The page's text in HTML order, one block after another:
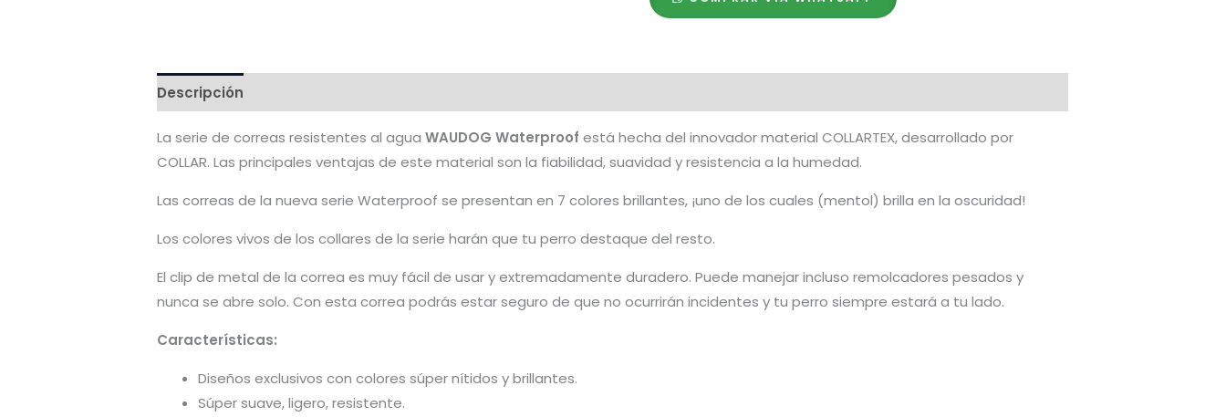
Oscuridad
Descripción
La serie de correas resistentes al aguaWAUDOG Waterproof está hecha del innovador material COLLARTEX, desarrollado por
COLLAR. Las principales ventajas de este material son la fiabilidad, suavidad y resistencia a la humedad.
Las correas de la nueva serie Waterproof se presentan en 7 colores brillantes, ¡uno de los cuales (mentol) brilla en la oscuridad!
Los colores vivos de los collares de la serie harán que tu perro destaque del resto.
El clip de metal de la correa es muy fácil de usar y extremadamente duradero. Puede manejar incluso remolcadores pesados ​​y
nunca se abre solo. Con esta correa podrás estar seguro de que no ocurrirán incidentes y tu perro siempre estará a tu lado.
Características:
Diseños exclusivos con colores súper nítidos y brillantes.
Súper suave, ligero, resistente.